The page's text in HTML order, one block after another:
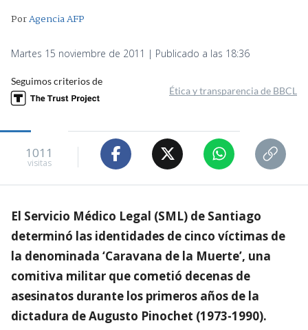
PorAgencia AFP
Martes 15 noviembre de 2011 | Publicado a las 18:36
Seguimos criterios de
Ética y transparencia de BBCL
1011
visitas
El Servicio Médico Legal (SML) de Santiago
determinó las identidades de cinco víctimas de
la denominada ‘Caravana de la Muerte’, una
comitiva militar que cometió decenas de
asesinatos durante los primeros años de la
dictadura de Augusto Pinochet (1973-1990).